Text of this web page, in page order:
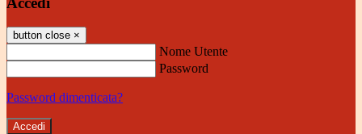
button close ×
Nome Utente
Password
Password dimenticata?